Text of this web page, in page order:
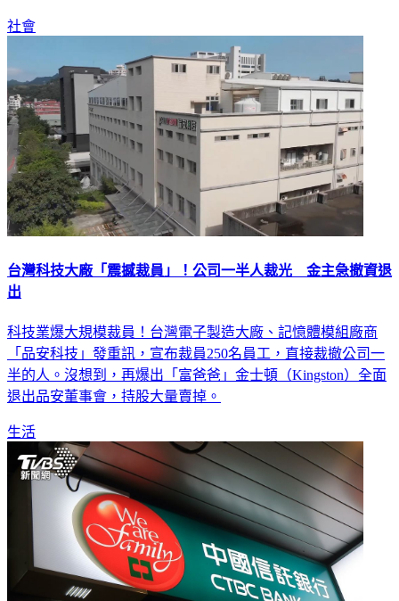
社會
台灣科技大廠「震撼裁員」！公司一半人裁光 金主急撤資退
出
科技業爆大規模裁員！台灣電子製造大廠、記憶體模組廠商
「品安科技」發重訊，宣布裁員250名員工，直接裁撤公司一
半的人。沒想到，再爆出「富爸爸」金士頓（Kingston）全面
退出品安董事會，持股大量賣掉。
生活